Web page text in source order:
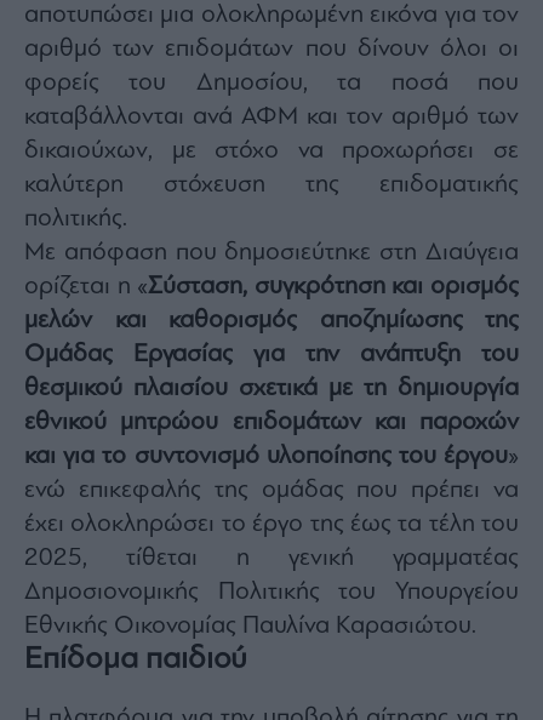
Monocle
Media
Lab
Mononews100
Εγγραφείτε
στο
Newsletter
mononews.gr
By
your
email,
you
agree
our
Terms
and
Privacy
Notice.
You
out
αποτυπώσει μια ολοκληρωμένη εικόνα για τον
αριθμό των επιδομάτων που δίνουν όλοι οι
φορείς του Δημοσίου, τα ποσά που
καταβάλλονται ανά ΑΦΜ και τον αριθμό των
δικαιούχων, με στόχο να προχωρήσει σε
καλύτερη στόχευση της επιδοματικής
πολιτικής.
Με απόφαση που δημοσιεύτηκε στη Διαύγεια
ορίζεται η «Σύσταση, συγκρότηση και ορισμός
μελών και καθορισμός αποζημίωσης της
Ομάδας Εργασίας για την ανάπτυξη του
θεσμικού πλαισίου σχετικά με τη δημιουργία
εθνικού μητρώου επιδομάτων και παροχών
και για το συντονισμό υλοποίησης του έργου»
ενώ επικεφαλής της ομάδας που πρέπει να
έχει ολοκληρώσει το έργο της έως τα τέλη του
2025, τίθεται η γενική γραμματέας
Δημοσιονομικής Πολιτικής του Υπουργείου
Εθνικής Οικονομίας Παυλίνα Καρασιώτου.
Επίδομα παιδιού